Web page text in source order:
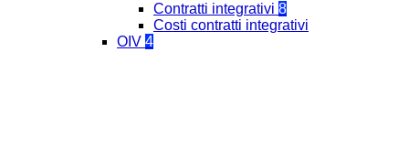
Contratti integrativi 8
Costi contratti integrativi
OIV 4